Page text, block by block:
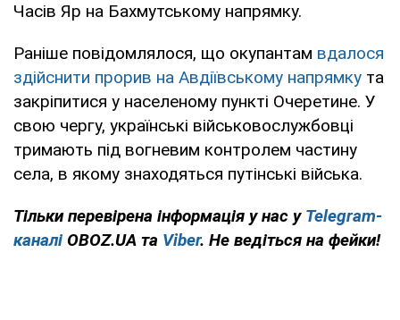
Часів Яр на Бахмутському напрямку.
Раніше повідомлялося, що окупантам вдалося
здійснити прорив на Авдіївському напрямку та
закріпитися у населеному пункті Очеретине. У
свою чергу, українські військовослужбовці
тримають під вогневим контролем частину
села, в якому знаходяться путінські війська.
Тільки перевірена інформація у нас у Telegram-
каналі OBOZ.UA та Viber. Не ведіться на фейки!